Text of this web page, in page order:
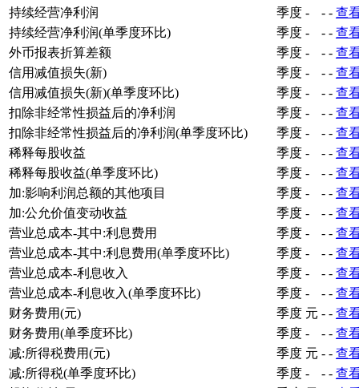
持续经营净利润
季度 - - - 查
持续经营净利润(单季度环比)
季度 - - - 查
外币报表折算差额
季度 - - - 查
信用减值损失(新)
季度 - - - 查
信用减值损失(新)(单季度环比)
季度 - - - 查
扣除非经常性损益后的净利润
季度 - - - 查
扣除非经常性损益后的净利润(单季度环比)
季度 - - - 查
稀释每股收益
季度 - - - 查
稀释每股收益(单季度环比)
季度 - - - 查
加:影响利润总额的其他项目
季度 - - - 查
加:公允价值变动收益
季度 - - - 查
营业总成本-其中:利息费用
季度 - - - 查
营业总成本-其中:利息费用(单季度环比)
季度 - - - 查
营业总成本-利息收入
季度 - - - 查
营业总成本-利息收入(单季度环比)
季度 - - - 查
财务费用(元)
季度 元 - - 查
财务费用(单季度环比)
季度 - - - 查
减:所得税费用(元)
季度 元 - - 查
减:所得税(单季度环比)
季度 - - - 查